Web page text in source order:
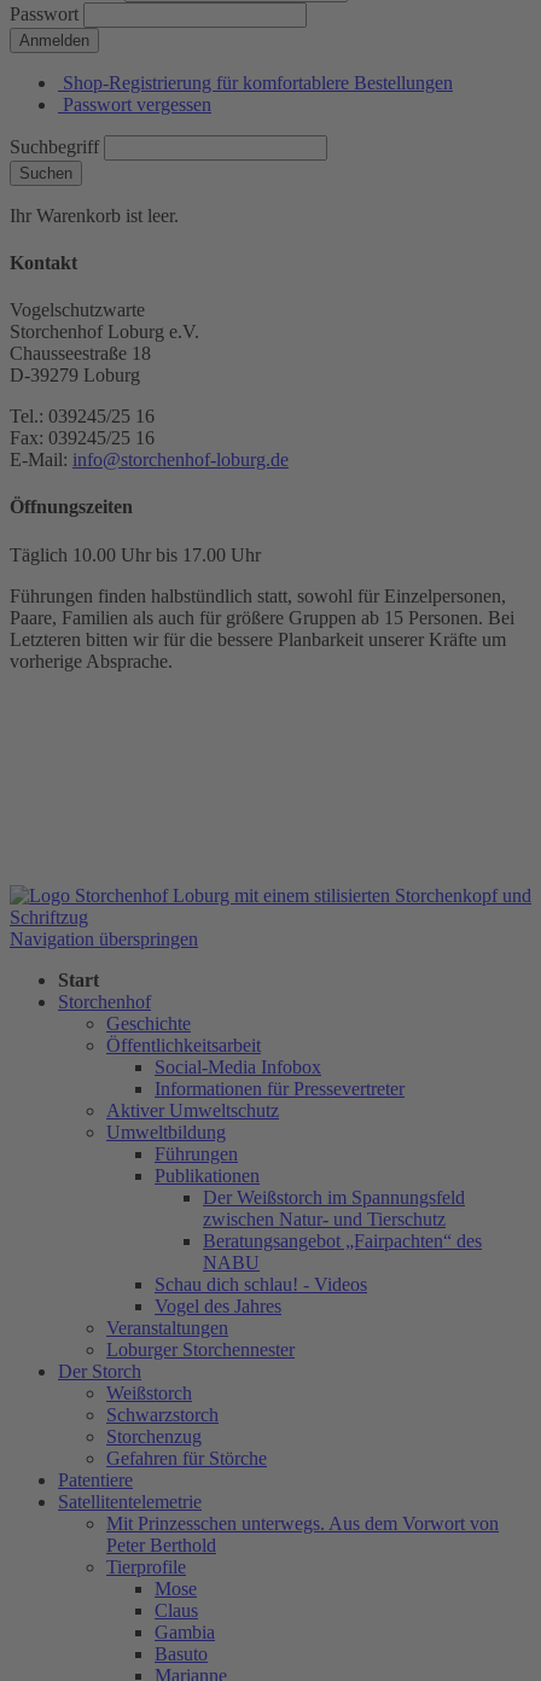
Passwort
Anmelden
Shop-Registrierung für komfortablere Bestellungen
Passwort vergessen
Suchbegriff
Suchen
Ihr Warenkorb ist leer.
Kontakt
Vogelschutzwarte
Storchenhof Loburg e.V.
Chausseestraße 18
D-39279 Loburg
Tel.: 039245/25 16
Fax: 039245/25 16
E-Mail: info@storchenhof-loburg.de
Öffnungszeiten
Täglich 10.00 Uhr bis 17.00 Uhr
Führungen finden halbstündlich statt, sowohl für Einzelpersonen,
Paare, Familien als auch für größere Gruppen ab 15 Personen. Bei
Letzteren bitten wir für die bessere Planbarkeit unserer Kräfte um
vorherige Absprache.
Navigation überspringen
Start
Storchenhof
Geschichte
Öffentlichkeitsarbeit
Social-Media Infobox
Informationen für Pressevertreter
Aktiver Umweltschutz
Umweltbildung
Führungen
Publikationen
Der Weißstorch im Spannungsfeld
zwischen Natur- und Tierschutz
Beratungsangebot „Fairpachten“ des
NABU
Schau dich schlau! - Videos
Vogel des Jahres
Veranstaltungen
Loburger Storchennester
Der Storch
Weißstorch
Schwarzstorch
Storchenzug
Gefahren für Störche
Patentiere
Satellitentelemetrie
Mit Prinzesschen unterwegs. Aus dem Vorwort von
Peter Berthold
Tierprofile
Mose
Claus
Gambia
Basuto
Marianne